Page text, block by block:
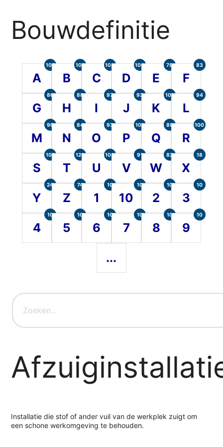
Bouwdefinitie
A
105
B
107
C
104
D
100
E
78
F
83
G
86
H
88
I
97
J
93
K
101
L
94
M
90
N
84
O
93
P
101
Q
80
R
100
S
107
T
120
U
104
V
91
W
82
X
18
Y
24
Z
74
1
10
10
10
2
10
3
10
4
10
5
10
6
10
7
10
8
10
9
10
...
Installatie die stof of ander vuil van de werkplek zuigt om
een schone werkomgeving te behouden.